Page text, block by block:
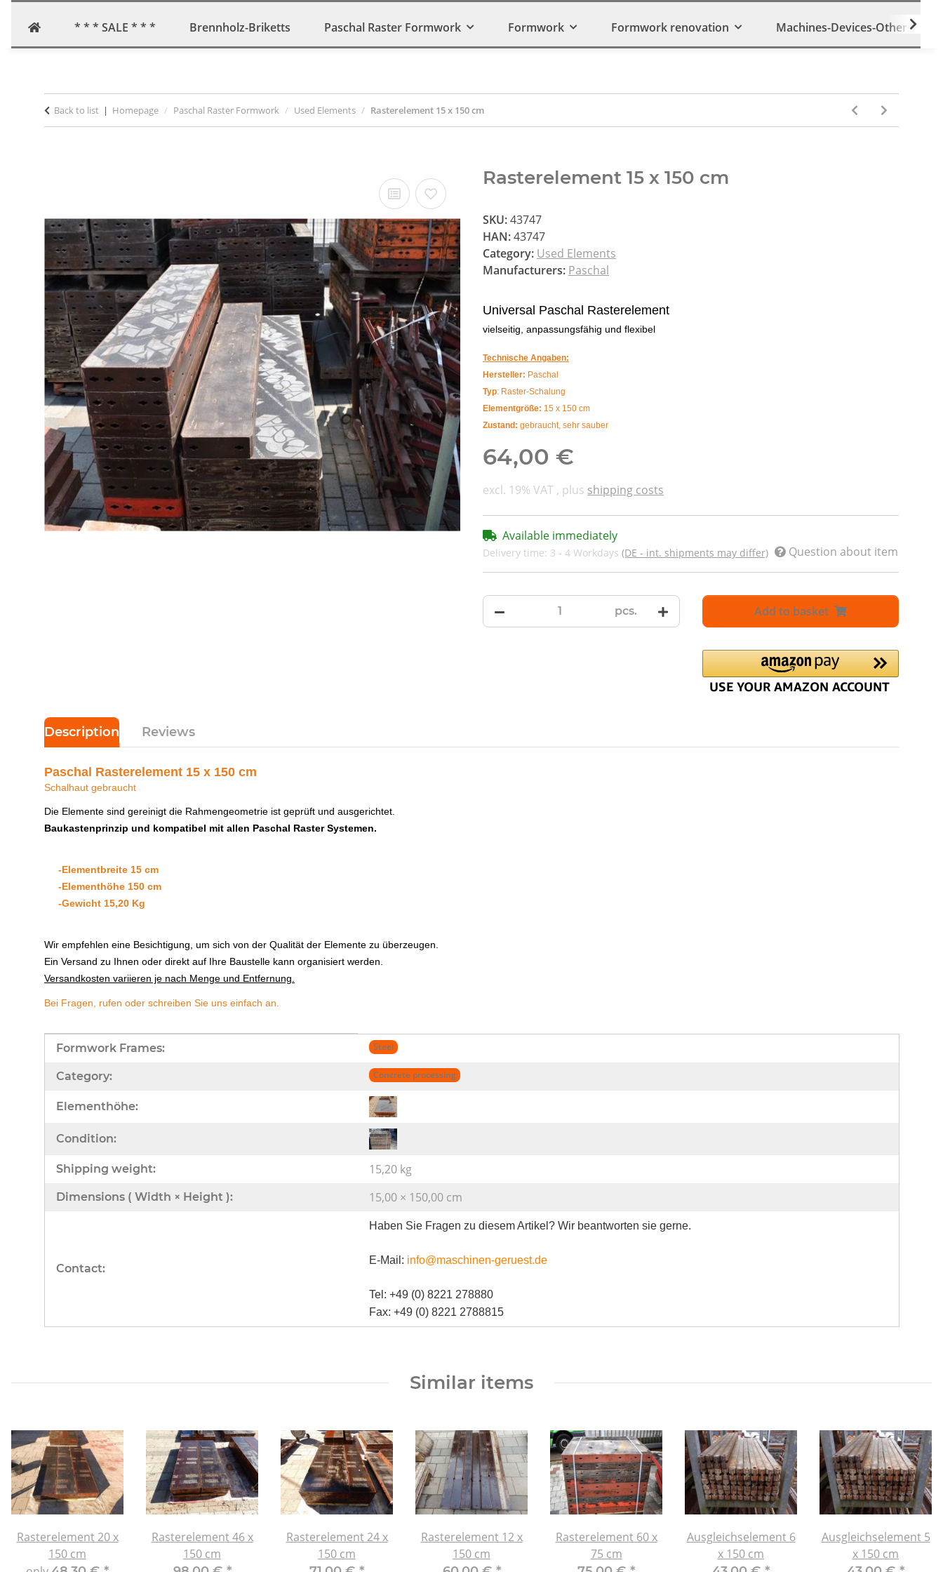
* * * SALE * * * Brennholz-Briketts Paschal Raster Formwork Formwork Formwork renovation Machines-Devices-Others
Back to list Homepage Paschal Raster Formwork Used Elements Rasterelement 15 x 150 cm
Rasterelement 15 x 150 cm
SKU:43747
HAN:43747
Category: Used Elements
Manufacturers: Paschal
Universal Paschal Rasterelement
vielseitig, anpassungsfähig und flexibel
Technische Angaben:
Hersteller: Paschal
Typ: Raster-Schalung
Elementgröße: 15 x 150 cm
Zustand: gebraucht, sehr sauber
64,00 €
excl. 19% VAT , plus shipping costs
Available immediately
Delivery time: 3 - 4 Workdays (DE - int. shipments may differ) Question about item
pcs. Add to basket
Description Reviews
Paschal Rasterelement 15 x 150 cm
Schalhaut gebraucht
Die Elemente sind gereinigt die Rahmengeometrie ist geprüft und ausgerichtet.
Baukastenprinzip und kompatibel mit allen Paschal Raster Systemen.
-Elementbreite 15 cm
-Elementhöhe 150 cm
-Gewicht 15,20 Kg
Wir empfehlen eine Besichtigung, um sich von der Qualität der Elemente zu überzeugen.
Ein Versand zu Ihnen oder direkt auf Ihre Baustelle kann organisiert werden.
Versandkosten variieren je nach Menge und Entfernung.
Bei Fragen, rufen oder schreiben Sie uns einfach an.
Item information
Value
Formwork Frames: Steel
Category: Concrete processing
Elementhöhe:
Condition:
Shipping weight: 15,20 kg
Dimensions ( Width × Height ): 15,00 × 150,00 cm
Contact:
Haben Sie Fragen zu diesem Artikel? Wir beantworten sie gerne.
E-Mail: info@maschinen-geruest.de
Tel: +49 (0) 8221 278880
Fax: +49 (0) 8221 2788815
Similar items
Rasterelement 20 x
150 cm
Rasterelement 46 x
150 cm
Rasterelement 24 x
150 cm
Rasterelement 12 x
150 cm
Rasterelement 60 x
75 cm
Ausgleichselement 6
x 150 cm
Ausgleichselement 5
x 150 cm